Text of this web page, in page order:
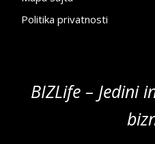
Politika privatnosti
BIZLife – Jedini